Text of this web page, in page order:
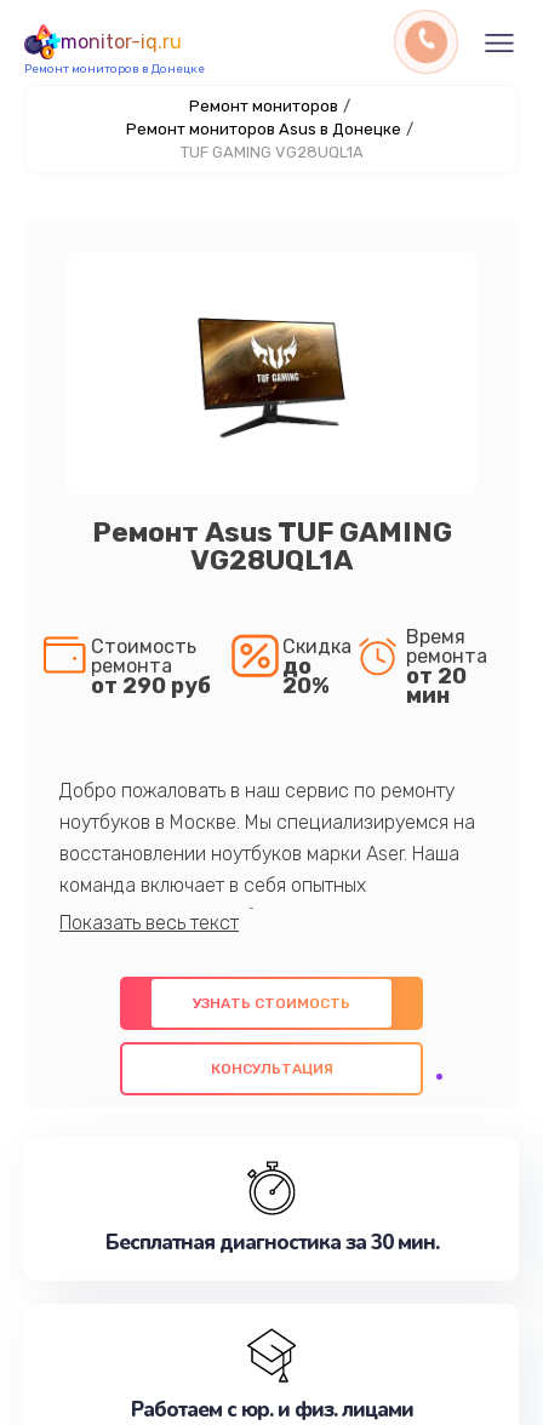
monitor-iq.ru
Ремонт мониторов в Донецке
Ремонт мониторов /
Ремонт мониторов Asus в Донецке /
TUF GAMING VG28UQL1A
Ремонт Asus TUF GAMING
VG28UQL1A
Стоимость
ремонта
от 290 руб
Скидка
до
20%
Время
ремонта
от 20
мин
Добро пожаловать в наш сервис по ремонту
ноутбуков в Москве. Мы специализируемся на
восстановлении ноутбуков марки Aser. Наша
команда включает в себя опытных
профессионалов с обширными знаниями и
предлагаем быстрый и качественный ремонт с
использованием оригинальных компонентов, а
также гарантируем качество всех
проведенных работ. Наша цель - предоставить
наилучшим образом. Не медлите записаться на
УЗНАТЬ СТОИМОСТЬ
КОНСУЛЬТАЦИЯ
Бесплатная диагностика за 30 мин.
Работаем с юр. и физ. лицами